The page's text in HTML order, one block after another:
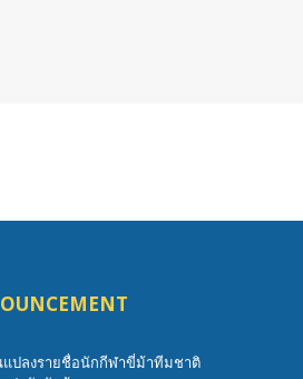
แปลงรายชื่อนักกีฬาขี่ม้าทีมชาติ